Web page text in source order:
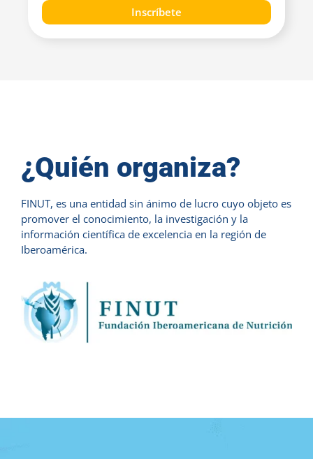
Inscríbete
¿Quién organiza?
FINUT, es una entidad sin ánimo de lucro cuyo objeto es
promover el conocimiento, la investigación y la
información científica de excelencia en la región de
Iberoamérica.